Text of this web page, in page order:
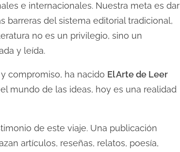
e internacionales. Nuestra meta es dar
barreras del sistema editorial tradicional,
no es un privilegio, sino un
y leída.
compromiso, ha nacido El Arte de Leer
mundo de las ideas, hoy es una realidad
de este viaje. Una publicación
artículos, reseñas, relatos, poesía,